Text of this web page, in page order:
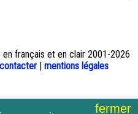
français et en clair 2001-2026
| mentions légales
fermer